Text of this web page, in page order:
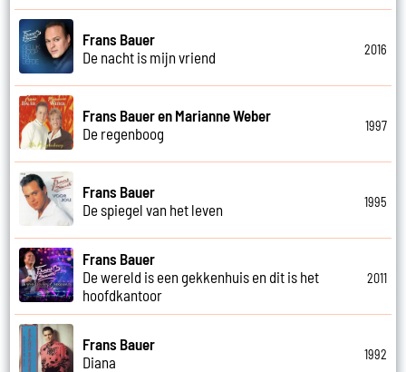
Frans Bauer
De nacht is mijn vriend
2016
Frans Bauer en Marianne Weber
De regenboog
1997
Frans Bauer
De spiegel van het leven
1995
Frans Bauer
De wereld is een gekkenhuis en dit is het
hoofdkantoor
2011
Frans Bauer
Diana
1992